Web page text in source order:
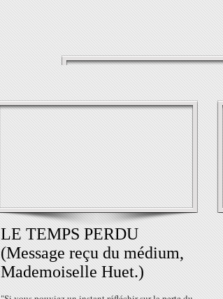
LE TEMPS PERDU
(Message reçu du médium,
Mademoiselle Huet.)